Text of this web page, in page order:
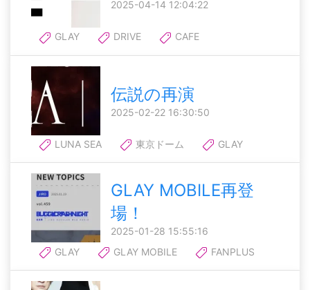
2025-04-14 12:04:22
GLAY DRIVE CAFE
伝説の再演
2025-02-22 16:30:50
LUNA SEA 東京ドーム GLAY
GLAY MOBILE再登
場！
2025-01-28 15:55:16
GLAY
GLAY MOBILE FANPLUS